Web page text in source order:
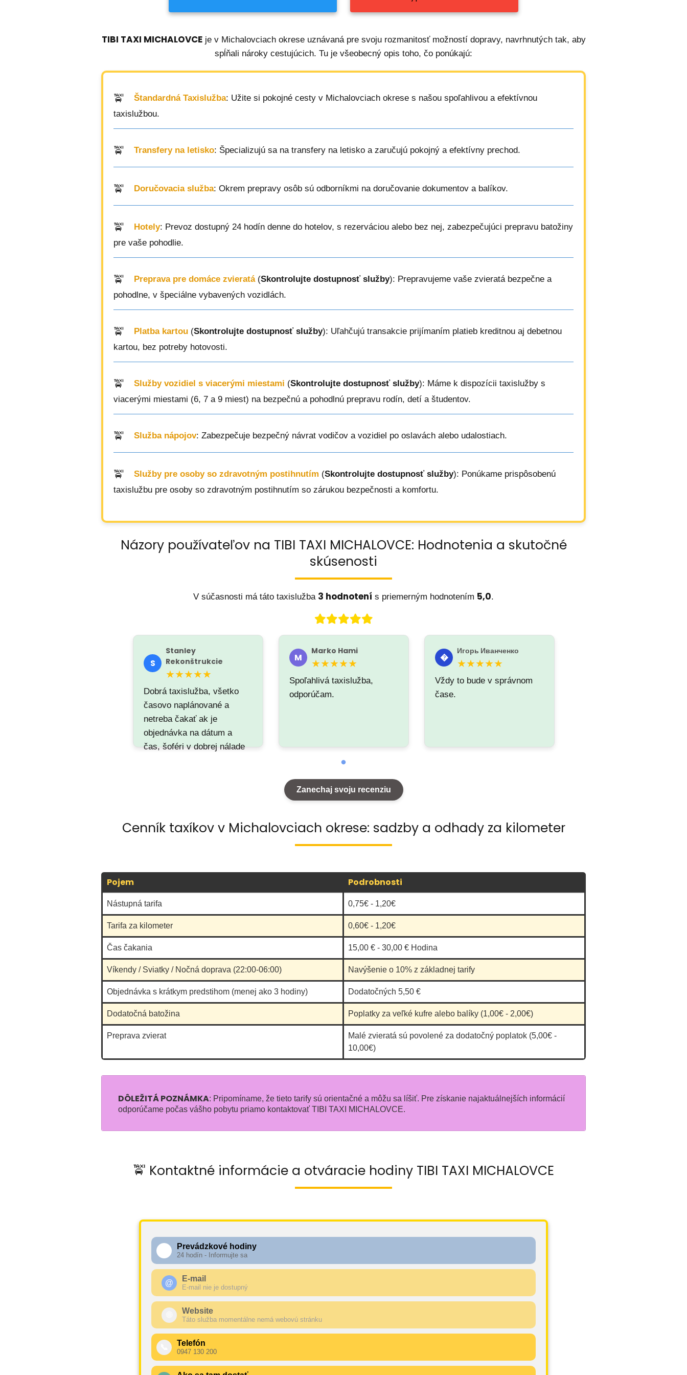
TIBI TAXI MICHALOVCEje v Michalovciach okrese uznávaná pre svoju rozmanitosť možností dopravy, navrhnutých tak, aby
spĺňali nároky cestujúcich. Tu je všeobecný opis toho, čo ponúkajú:
Štandardná Taxislužba: Užite si pokojné cesty v Michalovciach okrese s našou spoľahlivou a efektívnou
taxislužbou.
Transfery na letisko: Špecializujú sa na transfery na letisko a zaručujú pokojný a efektívny prechod.
Doručovacia služba: Okrem prepravy osôb sú odborníkmi na doručovanie dokumentov a balíkov.
Hotely: Prevoz dostupný 24 hodín denne do hotelov, s rezerváciou alebo bez nej, zabezpečujúci prepravu batožiny
pre vaše pohodlie.
Preprava pre domáce zvieratá(Skontrolujte dostupnosť služby): Prepravujeme vaše zvieratá bezpečne a
pohodlne, v špeciálne vybavených vozidlách.
Platba kartou (Skontrolujte dostupnosť služby): Uľahčujú transakcie prijímaním platieb kreditnou aj debetnou
kartou, bez potreby hotovosti.
Služby vozidiel s viacerými miestami (Skontrolujte dostupnosť služby): Máme k dispozícii taxislužby s
viacerými miestami (6, 7 a 9 miest) na bezpečnú a pohodlnú prepravu rodín, detí a študentov.
Služba nápojov: Zabezpečuje bezpečný návrat vodičov a vozidiel po oslavách alebo udalostiach.
Služby pre osoby so zdravotným postihnutím (Skontrolujte dostupnosť služby): Ponúkame prispôsobenú
taxislužbu pre osoby so zdravotným postihnutím so zárukou bezpečnosti a komfortu.
Názory používateľov na TIBI TAXI MICHALOVCE: Hodnotenia a skutočné
skúsenosti
V súčasnosti má táto taxislužba 3 hodnotení s priemerným hodnotením 5,0.
S
Stanley
Rekonštrukcie
★★★★★
Dobrá taxislužba, všetko
časovo naplánované a
netreba čakať ak je
objednávka na dátum a
čas, šoféri v dobrej nálade
M
Marko Hami
★★★★★
Spoľahlivá taxislužba,
odporúčam.
�
Игорь Иванченко
★★★★★
Vždy to bude v správnom
čase.
Zanechaj svoju recenziu
Cenník taxíkov v Michalovciach okrese: sadzby a odhady za kilometer
Pojem Podrobnosti
Nástupná tarifa 0,75€ - 1,20€
Tarifa za kilometer 0,60€ - 1,20€
Čas čakania 15,00 € - 30,00 € Hodina
Víkendy / Sviatky / Nočná doprava (22:00-06:00) Navýšenie o 10% z základnej tarify
Objednávka s krátkym predstihom (menej ako 3 hodiny) Dodatočných 5,50 €
Dodatočná batožina Poplatky za veľké kufre alebo balíky (1,00€ - 2,00€)
Preprava zvierat
Malé zvieratá sú povolené za dodatočný poplatok (5,00€ -
10,00€)
DÔLEŽITÁ POZNÁMKA: Pripomíname, že tieto tarify sú orientačné a môžu sa líšiť. Pre získanie najaktuálnejších informácií
odporúčame počas vášho pobytu priamo kontaktovať TIBI TAXI MICHALOVCE.
🚖 Kontaktné informácie a otváracie hodiny TIBI TAXI MICHALOVCE
Prevádzkové hodiny
24 hodín - Informujte sa
@ E-mail
E-mail nie je dostupný
Website
Táto služba momentálne nemá webovú stránku
Telefón
0947 130 200